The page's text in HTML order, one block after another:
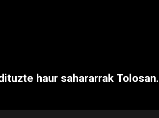
haur sahararrak Tolosan.